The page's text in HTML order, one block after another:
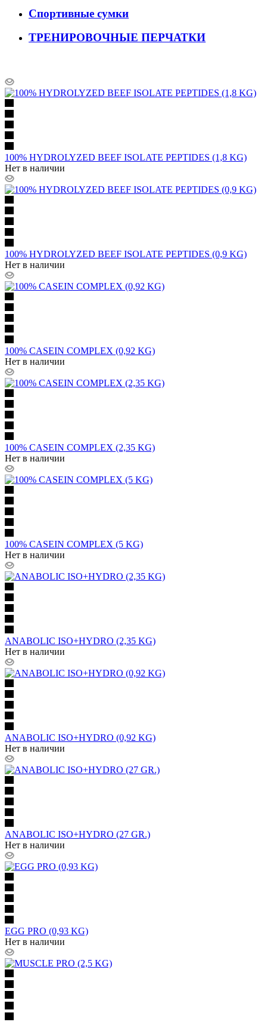
Спортивные сумки
ТРЕНИРОВОЧНЫЕ ПЕРЧАТКИ
100% HYDROLYZED BEEF ISOLATE PEPTIDES (1,8 KG)
Нет в наличии
100% HYDROLYZED BEEF ISOLATE PEPTIDES (0,9 KG)
Нет в наличии
100% CASEIN COMPLEX (0,92 KG)
Нет в наличии
100% CASEIN COMPLEX (2,35 KG)
Нет в наличии
100% CASEIN COMPLEX (5 KG)
Нет в наличии
ANABOLIC ISO+HYDRO (2,35 KG)
Нет в наличии
ANABOLIC ISO+HYDRO (0,92 KG)
Нет в наличии
ANABOLIC ISO+HYDRO (27 GR.)
Нет в наличии
EGG PRO (0,93 KG)
Нет в наличии